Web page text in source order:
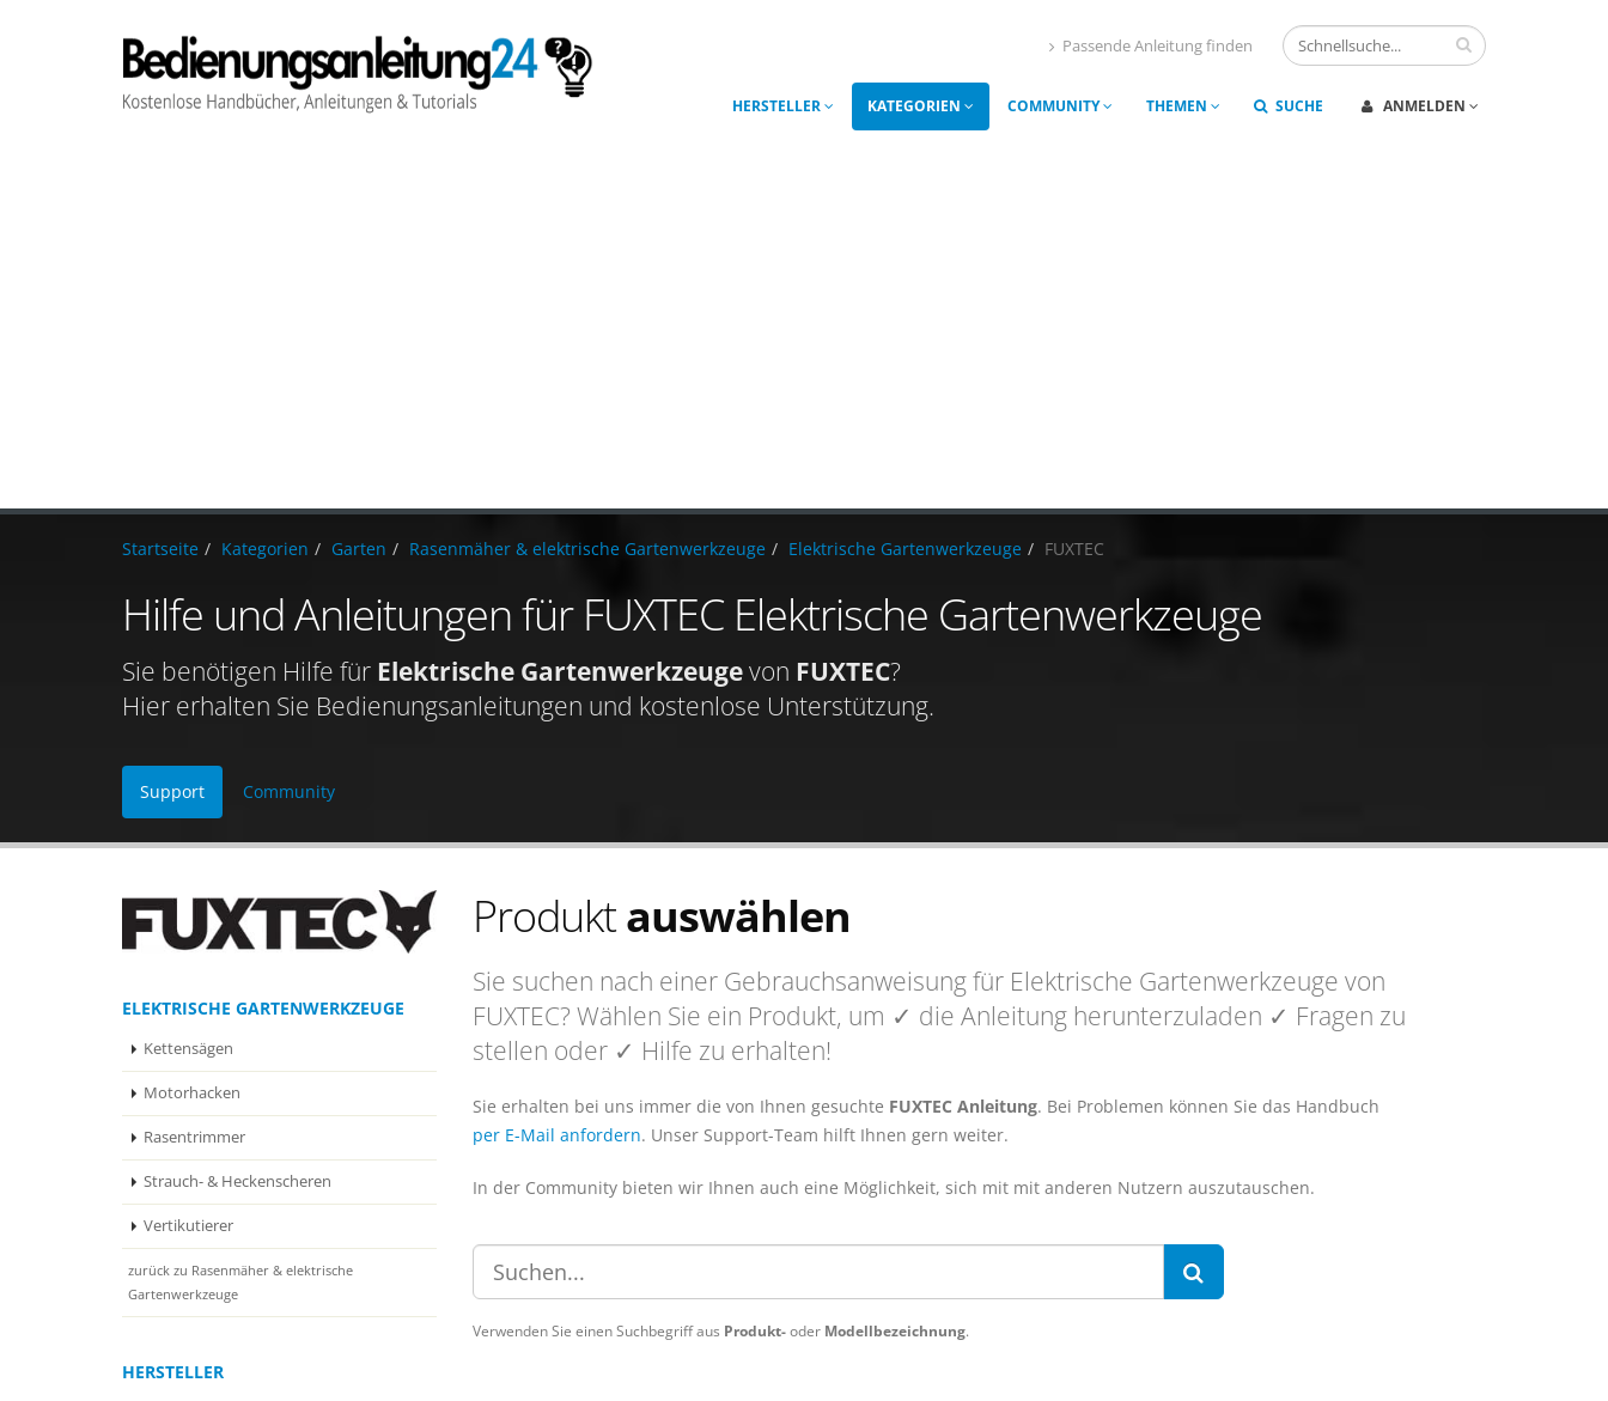
Passende Anleitung finden
HERSTELLER KATEGORIEN COMMUNITY THEMEN SUCHE ANMELDEN
Startseite Kategorien Garten Rasenmäher & elektrische Gartenwerkzeuge Elektrische Gartenwerkzeuge FUXTEC
Hilfe und Anleitungen für FUXTEC Elektrische Gartenwerkzeuge
Sie benötigen Hilfe für Elektrische Gartenwerkzeugevon FUXTEC?
Hier erhalten Sie Bedienungsanleitungen und kostenlose Unterstützung.
Support Community
ELEKTRISCHE GARTENWERKZEUGE
Kettensägen
Motorhacken
Rasentrimmer
Strauch- & Heckenscheren
Vertikutierer
zurück zu Rasenmäher & elektrische
Gartenwerkzeuge
HERSTELLER
Produktauswählen
Sie suchen nach einer Gebrauchsanweisung für Elektrische Gartenwerkzeuge von
FUXTEC? Wählen Sie ein Produkt, um ✓ die Anleitungherunterzuladen ✓ Fragen zu
stellen oder ✓ Hilfe zu erhalten!
Sie erhalten bei uns immer die von Ihnen gesuchte FUXTEC Anleitung. Bei Problemen können Sie das Handbuch
per E-Mail anfordern. Unser Support-Team hilft Ihnen gern weiter.
In der Community bieten wir Ihnen auch eine Möglichkeit, sich mit mit anderen Nutzern auszutauschen.
Verwenden Sie einen Suchbegriff aus Produkt-oder Modellbezeichnung.